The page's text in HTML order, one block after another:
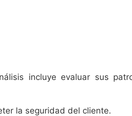
incluye evaluar sus
la seguridad del cliente.